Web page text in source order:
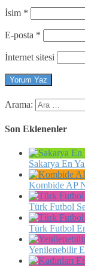
İsim *
E-posta *
İnternet sitesi
Arama:
Son Eklenenler
Sakarya En
Kombide AP
Türk Futbol
Türk Futbol
Yenilenebilir